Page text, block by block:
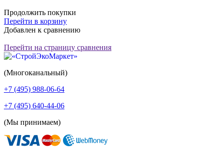
Продолжить покупки
Перейти в корзину
Добавлен к сравнению
Перейти на страницу сравнения
(Многоканальный)
+7 (495) 988-06-64
+7 (495) 640-44-06
(Мы принимаем)